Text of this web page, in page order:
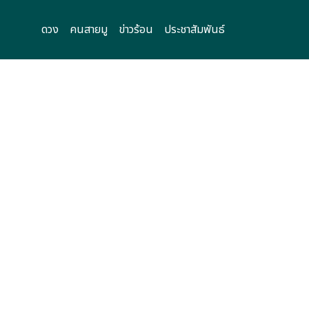
ดวง คนสายมู ข่าวร้อน ประชาสัมพันธ์